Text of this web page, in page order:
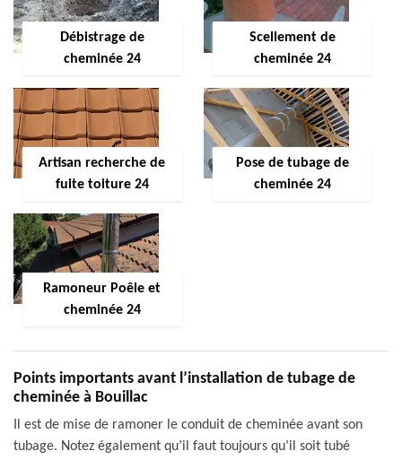
Débistrage de
cheminée 24
Scellement de
cheminée 24
Artisan recherche de
fuite toiture 24
Pose de tubage de
cheminée 24
Ramoneur Poêle et
cheminée 24
Points importants avant l’installation de tubage de
cheminée à Bouillac
Il est de mise de ramoner le conduit de cheminée avant son
tubage. Notez également qu’il faut toujours qu’il soit tubé